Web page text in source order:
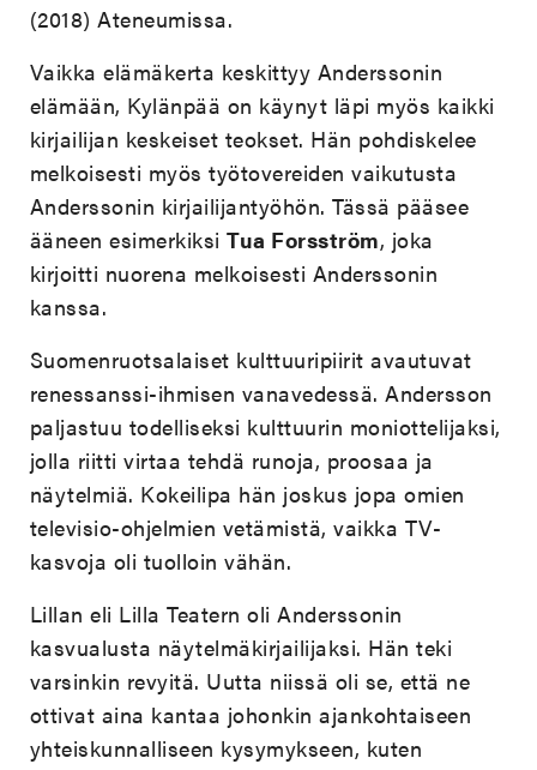
(2018) Ateneumissa.
Vaikka elämäkerta keskittyy Anderssonin
elämään, Kylänpää on käynyt läpi myös kaikki
kirjailijan keskeiset teokset. Hän pohdiskelee
melkoisesti myös työtovereiden vaikutusta
Anderssonin kirjailijantyöhön. Tässä pääsee
ääneen esimerkiksiTua Forsström, joka
kirjoitti nuorena melkoisesti Anderssonin
kanssa.
Suomenruotsalaiset kulttuuripiirit avautuvat
renessanssi-ihmisen vanavedessä. Andersson
paljastuu todelliseksi kulttuurin moniottelijaksi,
jolla riitti virtaa tehdä runoja, proosaa ja
näytelmiä. Kokeilipa hän joskus jopa omien
televisio-ohjelmien vetämistä, vaikka TV-
kasvoja oli tuolloin vähän.
Lillan eli Lilla Teatern oli Anderssonin
kasvualusta näytelmäkirjailijaksi. Hän teki
varsinkin revyitä. Uutta niissä oli se, että ne
ottivat aina kantaa johonkin ajankohtaiseen
yhteiskunnalliseen kysymykseen, kuten